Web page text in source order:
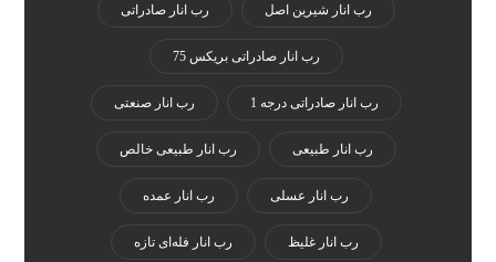
رب انار شیرین اصل رب انار صادراتی
رب انار صادراتی بریکس 75
رب انار صادراتی درجه 1 رب انار صنعتی
رب انار طبیعی رب انار طبیعی خالص
رب انار عسلی رب انار عمده
رب انار غلیظ رب انار فله‌ای تازه